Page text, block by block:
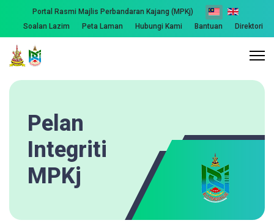
Portal Rasmi Majlis Perbandaran Kajang (MPKj)
Soalan Lazim
Peta Laman Hubungi Kami Bantuan Direktori
Pelan
Integriti
MPKj